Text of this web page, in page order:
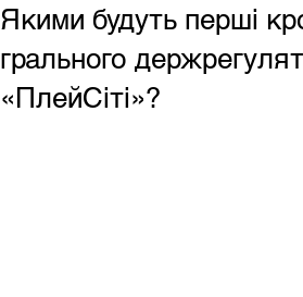
Якими будуть перші
грального
«ПлейСіті»?